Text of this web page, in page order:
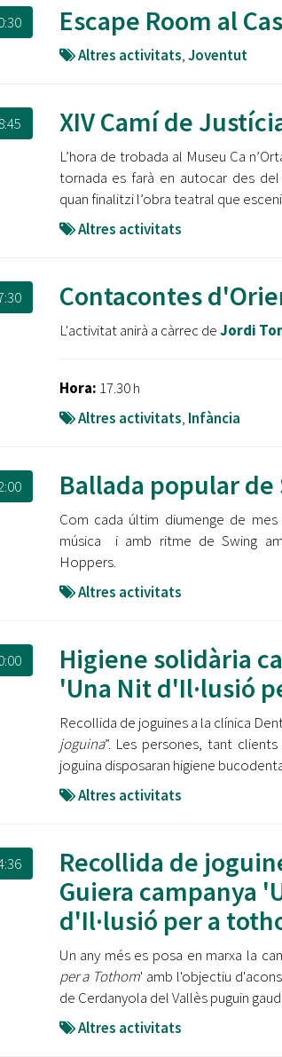
Oberta la convocatòria d'Ajuts per a
jove 2026
Cerdanyola opta a més de 5 milions d'euros
tret de sortida al festival
L’Ajuntament reparteix ulleres gratuïtes per
Escape Room al
Altres activitats,Joventut
XIV Camí de
L’hora de trobada al Museu Ca
tornada es farà en autocar des
quan finalitzi l’obra teatral que
Altres activitats
Contacontes
L'activitat anirà a càrrec deJordi
Hora: 17.30 h
Altres activitats, Infància
Ballada popular de
Com cada últim diumenge de
música i amb ritme de Swing
Hoppers.
Altres activitats
Higiene solidària
'Una Nit d'Il·lusió
Recollida de joguines a la clínica
joguina”. Les persones, tant
joguina disposaran higiene
Altres activitats
Recollida de
Guiera campanya
d'Il·lusió per a
Un any més es posa en marxa la
per a Tothom' amb l'objectiu
de Cerdanyola del Vallès puguin
Altres activitats